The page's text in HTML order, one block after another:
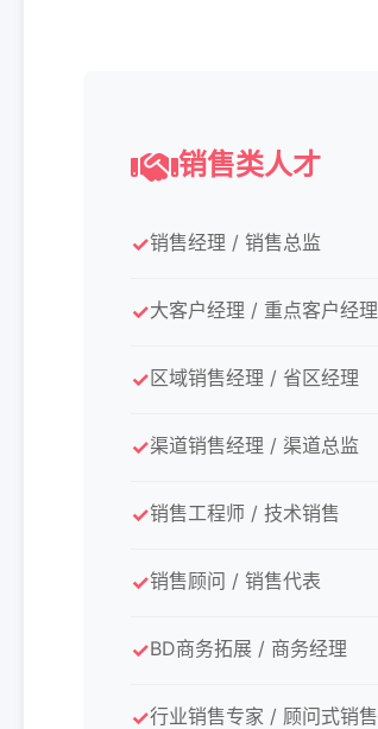
销售类人才
销售经理 / 销售总监
大客户经理 / 重点客户经理
区域销售经理 / 省区经理
渠道销售经理 / 渠道总监
销售工程师 / 技术销售
销售顾问 / 销售代表
BD商务拓展 / 商务经理
行业销售专家 / 顾问式销售